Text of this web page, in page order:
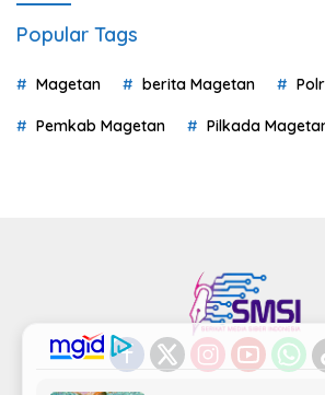
Popular Tags
Magetan berita Magetan
Pemkab Magetan Pilkada